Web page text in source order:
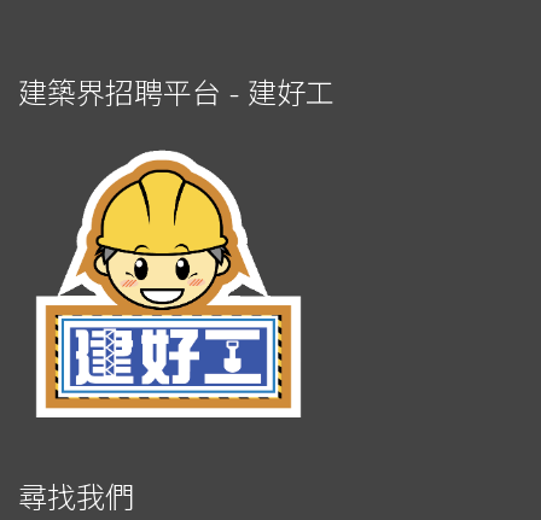
建築界招聘平台 - 建好工
尋找我們